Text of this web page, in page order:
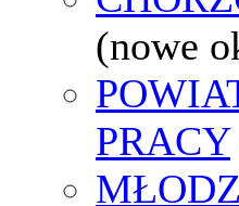
(nowe
PRACY